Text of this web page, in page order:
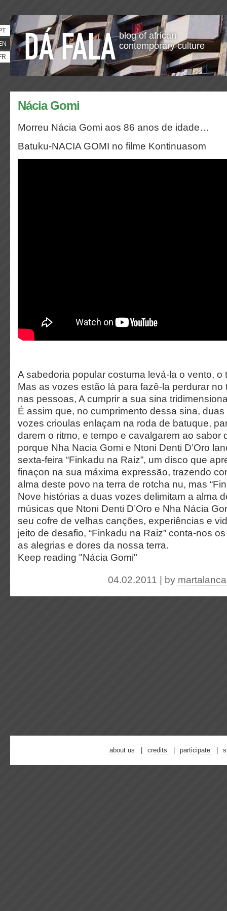
blog of african
contemporary culture
Nácia Gomi
Morreu Nácia Gomi aos 86 anos de idade…
Batuku-NACIA GOMI no filme Kontinuasom
A sabedoria popular costuma levá-la o vento, o
Mas as vozes estão lá para fazê-la perdurar
nas pessoas, A cumprir a sua sina
É assim que, no cumprimento dessa sina,
vozes crioulas enlaçam na roda de batuque,
darem o ritmo, e tempo e cavalgarem ao sabor
porque Nha Nacia Gomi e Ntoni Denti D’Oro
sexta-feira “Finkadu na Raiz”, um disco que
finaçon na sua máxima expressão, trazendo
alma deste povo na terra de rotcha nu, mas
Nove histórias a duas vozes delimitam a alma
músicas que Ntoni Denti D’Oro e Nha Nácia
seu cofre de velhas canções, experiências e
jeito de desafio, “Finkadu na Raiz” conta-nos
as alegrias e dores da nossa terra.
Keep reading "Nácia Gomi"
04.02.2011 | by martalanca
about us credits participate